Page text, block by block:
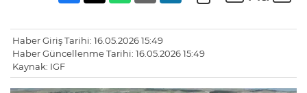
Haber Giriş Tarihi: 16.05.2026 15:49
Haber Güncellenme Tarihi: 16.05.2026 15:49
Kaynak: IGF